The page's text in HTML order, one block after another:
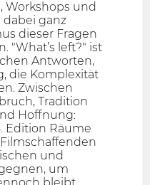
Workshops und
dabei ganz
dieser Fragen
"What’s left?" ist
Antworten,
die Komplexität
Zwischen
Tradition
Hoffnung:
Edition Räume
und
um